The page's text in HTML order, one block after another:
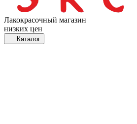
Лакокрасочный магазин
низких цен
Каталог